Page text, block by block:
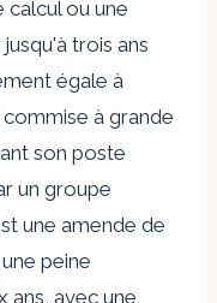
calcul ou une
trois ans
égale à
à grande
son poste
un groupe
une amende de
peine
ans, avec une